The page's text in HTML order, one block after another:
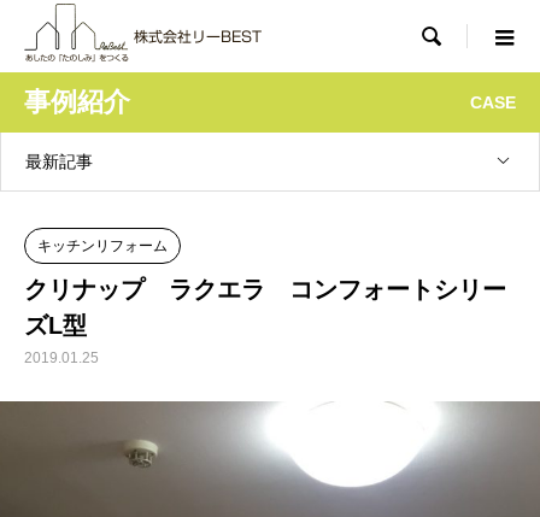

事例紹介 CASE
最新記事
キッチンリフォーム
クリナップ ラクエラ コンフォートシリー
ズL型
2019.01.25